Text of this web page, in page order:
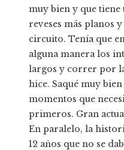
muy bien y que tiene
reveses más planos
circuito. Tenía que
alguna manera los
largos y correr por
hice. Saqué muy
momentos que
primeros. Gran
En paralelo, la
12 años que no se